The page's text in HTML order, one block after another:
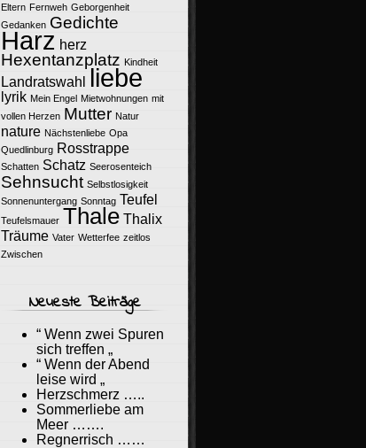
Eltern Fernweh Geborgenheit
Gedanken Gedichte
Harz herz
Hexentanzplatz Kindheit
Landratswahl liebe
lyrik Mein Engel Mietwohnungen mit
vollen Herzen Mutter Natur
nature Nächstenliebe Opa
Quedlinburg Rosstrappe
Schatten Schatz Seerosenteich
Sehnsucht Selbstlosigkeit
Sonnenuntergang Sonntag Teufel
Teufelsmauer Thale Thalix
Träume Vater Wetterfee zeitlos
Zwischen
Neueste Beiträge
“ Wenn zwei Spuren
sich treffen „
“ Wenn der Abend
leise wird „
Herzschmerz …..
Sommerliebe am
Meer …….
Regnerrisch ……